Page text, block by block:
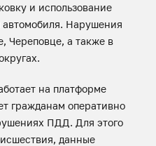
и использование
автомобиля. Нарушения
Череповце, а также в
на платформе
гражданам оперативно
ПДД. Для этого
данные